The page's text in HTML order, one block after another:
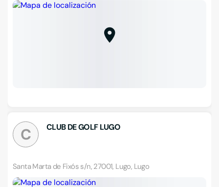
C CLUB DE GOLF LUGO
Santa Marta de Fixós s/n, 27001, Lugo, Lugo